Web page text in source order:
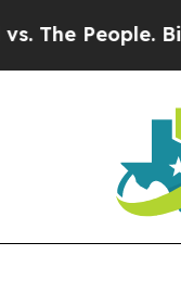
People. Big